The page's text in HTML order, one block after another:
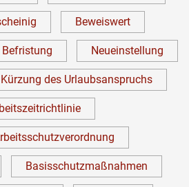
Beweiswert
Befristung Neueinstellung
Kürzung des Urlaubsanspruchs
Basisschutzmaßnahmen